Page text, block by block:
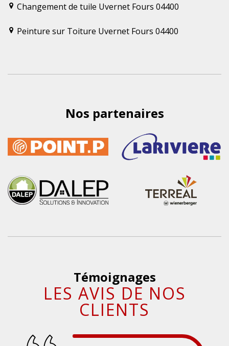
Changement de tuile Uvernet Fours 04400
Peinture sur Toiture Uvernet Fours 04400
Nos partenaires
Témoignages
LES AVIS DE NOS
CLIENTS